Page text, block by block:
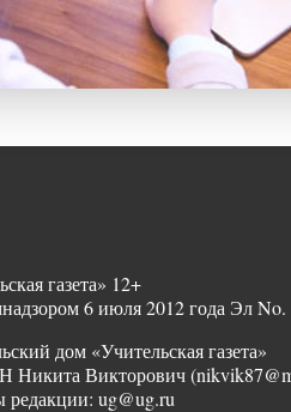
газета» 12+
6 июля 2012 года Эл
дом «Учительская газета»
Никита Викторович
редакции: ug@ug.ru